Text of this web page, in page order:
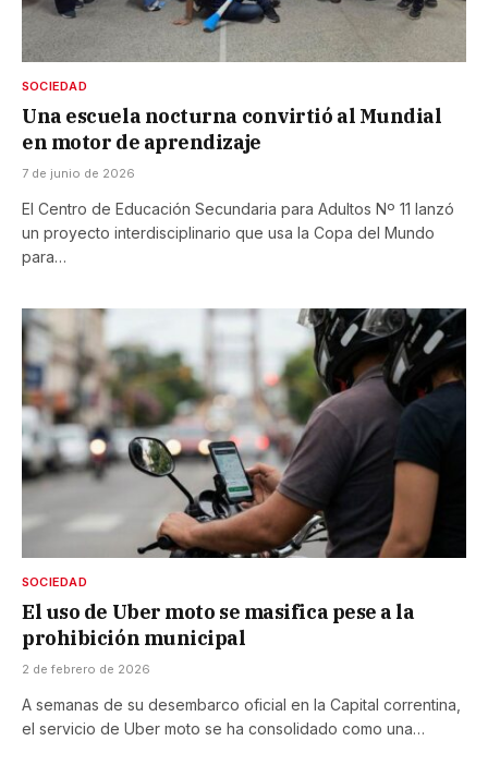
SOCIEDAD
Una escuela nocturna convirtió al Mundial
en motor de aprendizaje
7 de junio de 2026
El Centro de Educación Secundaria para Adultos Nº 11 lanzó
un proyecto interdisciplinario que usa la Copa del Mundo
para…
SOCIEDAD
El uso de Uber moto se masifica pese a la
prohibición municipal
2 de febrero de 2026
A semanas de su desembarco oficial en la Capital correntina,
el servicio de Uber moto se ha consolidado como una…